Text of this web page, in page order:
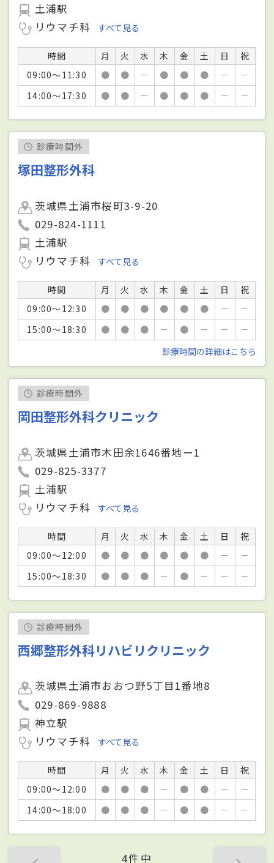
土浦駅
リウマチ科
すべて見る
時間 月 火 水 木 金 土 日
祝
09:00～11:30
● ● － ● ● ● －
－
14:00～17:30
● ● － ● ● ● － －
診療時間外
塚田整形外科
茨城県土浦市桜町3-9-20
029-824-1111
土浦駅
リウマチ科
すべて見る
時間 月 火 水 木 金 土 日
祝
09:00～12:30
● ● ● ● ● ● －
－
15:00～18:30
● ● ● － ● － －
－
診療時間の詳細はこちら
診療時間外
岡田整形外科クリニック
茨城県土浦市木田余1646番地ー1
029-825-3377
土浦駅
リウマチ科
すべて見る
時間 月 火 水 木 金 土 日
祝
09:00～12:00
● ● ● ● ● ● －
－
15:00～18:30
● ● ● － ● － － －
診療時間外
西郷整形外科リハビリクリニック
茨城県土浦市おおつ野5丁目1番地8
029-869-9888
神立駅
リウマチ科
すべて見る
時間 月 火 水 木 金 土 日
祝
09:00～12:00
● ● ● － ● ● －
－
14:00～18:00
● ● ● － ● ● － －
4件中